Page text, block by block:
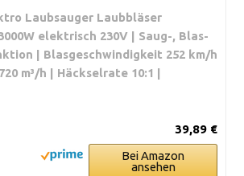
Laubsauger Laubbläser
elektrisch 230V | Saug-, Blas-
| Blasgeschwindigkeit 252 km/h
m³/h | Häckselrate 10:1 |
39,89 €
Bei Amazon
ansehen